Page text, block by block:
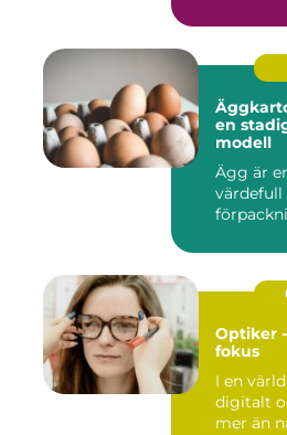
en
modell
Ägg är
värdefull
Optiker
fokus
I en
digitalt
mer än